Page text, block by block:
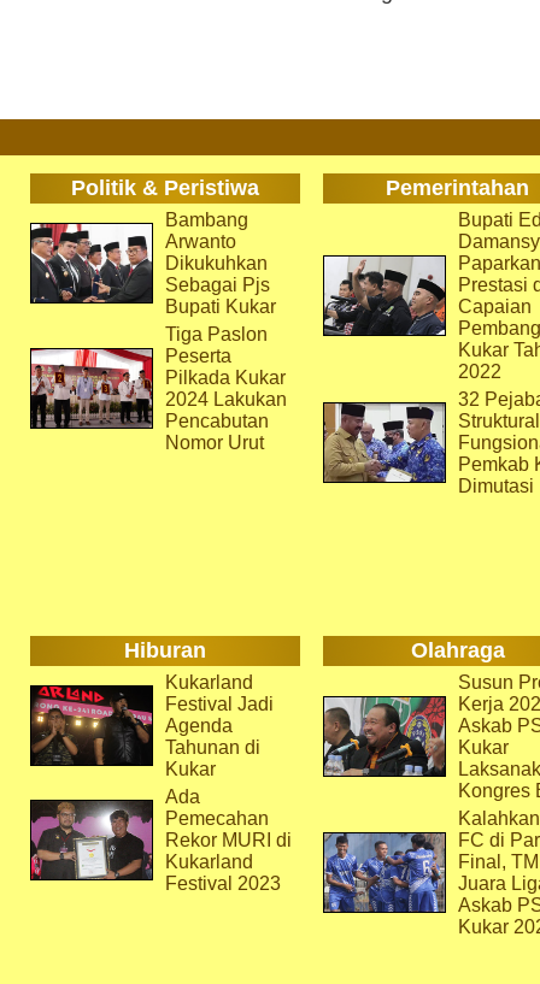
Politik & Peristiwa Pemerintahan
Bambang
Arwanto
Dikukuhkan
Sebagai Pjs
Bupati Kukar
Tiga Paslon
Peserta
Pilkada Kukar
2024 Lakukan
Pencabutan
Nomor Urut
Bupati
Paparkan
Prestasi
Capaian
Kukar
2022
32
Pemkab
Dimutasi
Hiburan Olahraga
Kukarland
Festival Jadi
Agenda
Tahunan di
Kukar
Ada
Pemecahan
Rekor MURI di
Kukarland
Festival 2023
Susun
Kerja
Askab
Kukar
Kongres
FC di
Final,
Juara
Askab
Kukar